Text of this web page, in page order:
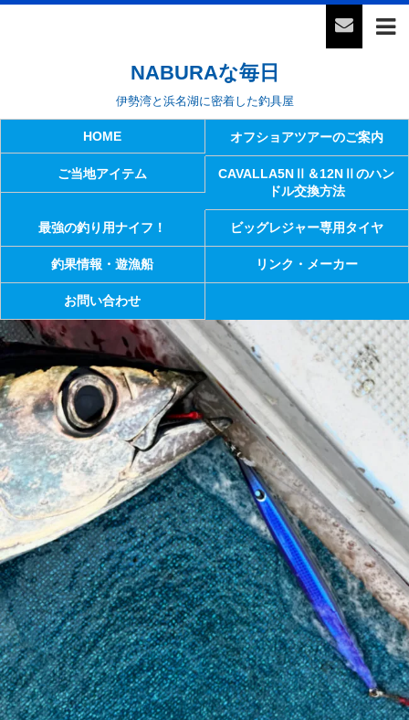
NABURAな毎日
伊勢湾と浜名湖に密着した釣具屋
HOME オフショアツアーのご案内
ご当地アイテム
CAVALLA5NⅡ＆12NⅡのハン
ドル交換方法
最強の釣り用ナイフ！ ビッグレジャー専用タイヤ
釣果情報・遊漁船 リンク・メーカー
お問い合わせ